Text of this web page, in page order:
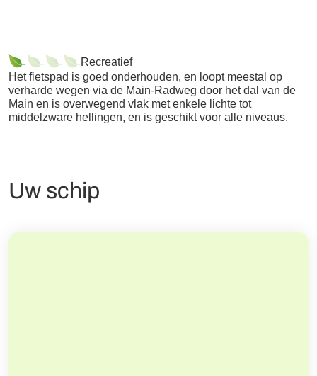
Recreatief
Het fietspad is goed onderhouden, en loopt meestal op
verharde wegen via de Main-Radweg door het dal van de
Main en is overwegend vlak met enkele lichte tot
middelzware hellingen, en is geschikt voor alle niveaus.
Uw schip